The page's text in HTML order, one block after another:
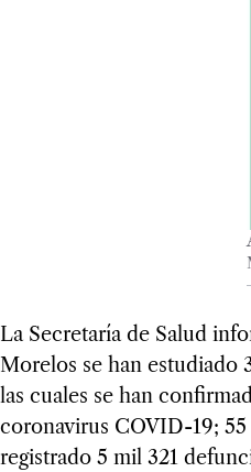
La Secretaría de Salud
Morelos se han estudiado
las cuales se han
coronavirus COVID-19; 55
registrado 5 mil 321